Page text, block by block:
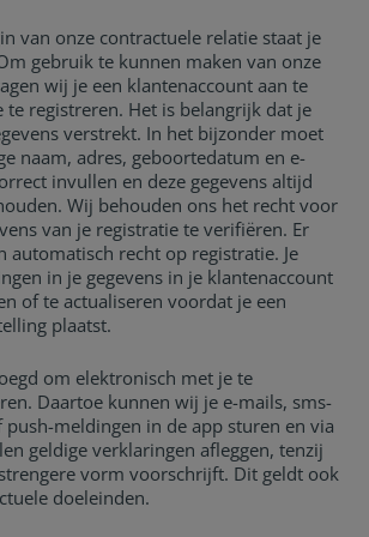
van onze contractuele relatie staat je
gebruik te kunnen maken van onze
wij je een klantenaccount aan te
te registreren. Het is belangrijk dat je
verstrekt. In het bijzonder moet
naam, adres, geboortedatum en e-
invullen en deze gegevens altijd
Wij behouden ons het recht voor
van je registratie te verifiëren. Er
automatisch recht op registratie. Je
in je gegevens in je klantenaccount
of te actualiseren voordat je een
plaatst.
om elektronisch met je te
Daartoe kunnen wij je e-mails, sms-
push-meldingen in de app sturen en via
geldige verklaringen afleggen, tenzij
vorm voorschrijft. Dit geldt ook
doeleinden.